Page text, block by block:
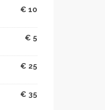
€ 10
€ 5
€ 25
€ 35